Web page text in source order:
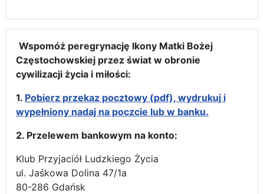
Wspomóż peregrynację Ikony Matki Bożej
Częstochowskiej przez świat w obronie
cywilizacji życia i miłości:
1. Pobierz przekaz pocztowy (pdf), wydrukuj i
wypełniony nadaj na poczcie lub w banku.
2. Przelewem bankowym na konto:
Klub Przyjaciół Ludzkiego Życia
ul. Jaśkowa Dolina 47/1a
80-286 Gdańsk